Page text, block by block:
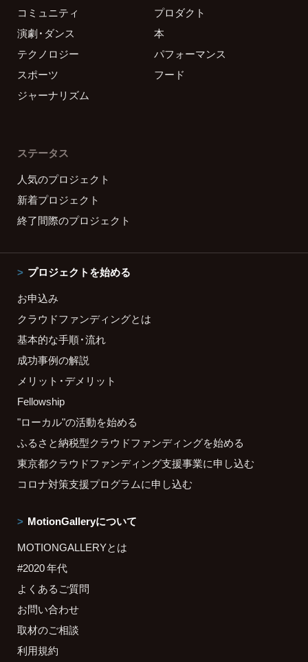
コミュニティ
プロダクト
演劇・ダンス
本
テクノロジー
パフォーマンス
スポーツ
フード
ジャーナリズム
ステータス
人気のプロジェクト
新着プロジェクト
終了間際のプロジェクト
プロジェクトを始める
お申込み
クラウドファンディングとは
基本的な手順・流れ
成功事例の解説
メリット・デメリット
Fellowship
"ローカル"の活動を始める
ふるさと納税型クラウドファンディングを始める
東京都クラウドファンディング支援事業に申し込む
コロナ対策支援プログラムに申し込む
MotionGalleryについて
MOTIONGALLERYとは
#2020 年代
よくあるご質問
お問い合わせ
取材のご相談
利用規約